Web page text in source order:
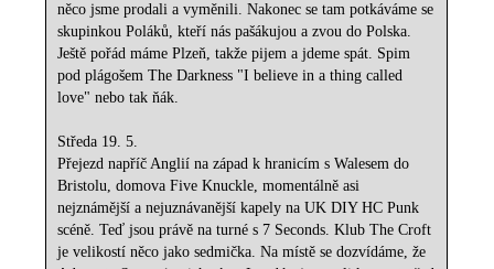
něco jsme prodali a vyměnili. Nakonec se tam potkáváme se
skupinkou Poláků, kteří nás pašákujou a zvou do Polska.
Ještě pořád máme Plzeň, takže pijem a jdeme spát. Spim
pod plágošem The Darkness "I believe in a thing called
love" nebo tak ňák.
Středa 19. 5.
Přejezd napříč Anglií na západ k hranicím s Walesem do
Bristolu, domova Five Knuckle, momentálně asi
nejznámější a nejuznávanější kapely na UK DIY HC Punk
scéně. Teď jsou právě na turné s 7 Seconds. Klub The Croft
je velikostí něco jako sedmička. Na místě se dozvídáme, že